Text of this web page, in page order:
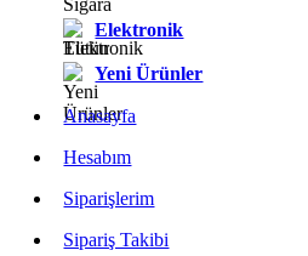
Elektronik
Yeni Ürünler
Anasayfa
Hesabım
Siparişlerim
Sipariş Takibi